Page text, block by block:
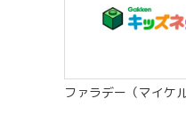
ファラデー（マイケ